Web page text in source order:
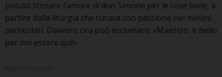
potuto stimare l’amore di don Simone per le cose belle, a
partire dalla liturgia che curava con passione nei minimi
particolari. Davvero ora può esclamare: «Maestro, è bello
per noi essere qui!».
NEWS IN EVIDENZA